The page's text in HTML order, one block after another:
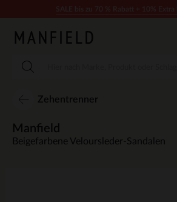
Zehentrenner
Manfield
Beigefarbene Veloursleder-Sandalen